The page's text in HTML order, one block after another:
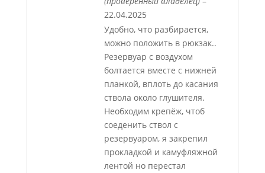
22.04.2025
Удобно, что разбирается,
можно положить в рюкзак..
Резервуар с воздухом
болтается вместе с нижней
планкой, вплоть до касания
ствола около глушителя.
Необходим крепëж, чтоб
соеденить ствол с
резервуаром, я закрепил
прокладкой и камуфляжной
лентой но перестал